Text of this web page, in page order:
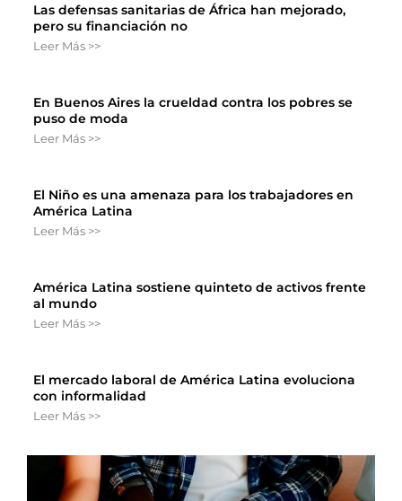
Las defensas sanitarias de África han mejorado,
pero su financiación no
Leer Más >>
En Buenos Aires la crueldad contra los pobres se
puso de moda
Leer Más >>
El Niño es una amenaza para los trabajadores en
América Latina
Leer Más >>
América Latina sostiene quinteto de activos frente
al mundo
Leer Más >>
El mercado laboral de América Latina evoluciona
con informalidad
Leer Más >>